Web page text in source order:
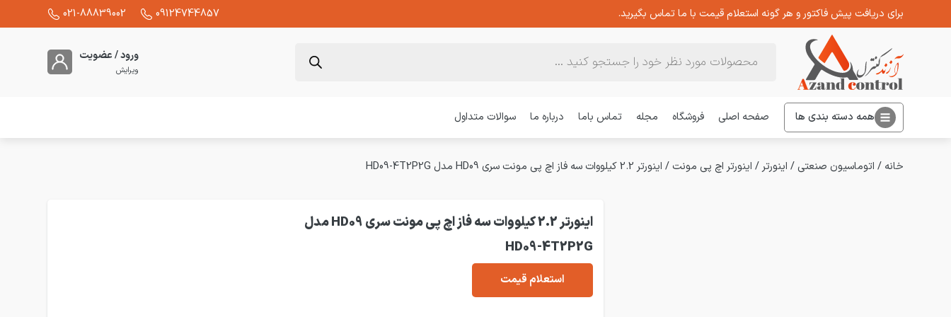
برای دریافت پیش فاکتور و هر گونه استعلام قیمت با ما تماس بگیرید. 09124744857
021-88839002
ورود / عضویت
ویرایش
همه دسته بندی ها صفحه اصلی فروشگاه مجله تماس باما درباره ما سوالات متداول
خانه / اتوماسیون صنعتی / اینورتر / اینورتر اچ پی مونت / اینورتر 2.2 کیلووات سه فاز اچ پی مونت سری HD09 مدل HD09-4T2P2G
اینورتر 2.2 کیلووات سه فاز اچ پی مونت سری HD09 مدل
HD09-4T2P2G
استعلام قیمت